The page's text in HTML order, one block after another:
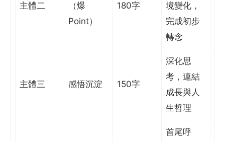
主體二
（爆
Point）
180字
境變化，
完成初步
轉念
主體三 感悟沉淀 150字
深化思
考，連結
成長與人
生哲理
首尾呼